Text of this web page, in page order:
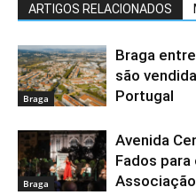
ARTIGOS RELACIONADOS
Braga
Braga
são
Portugal
Braga
Avenida
Fados